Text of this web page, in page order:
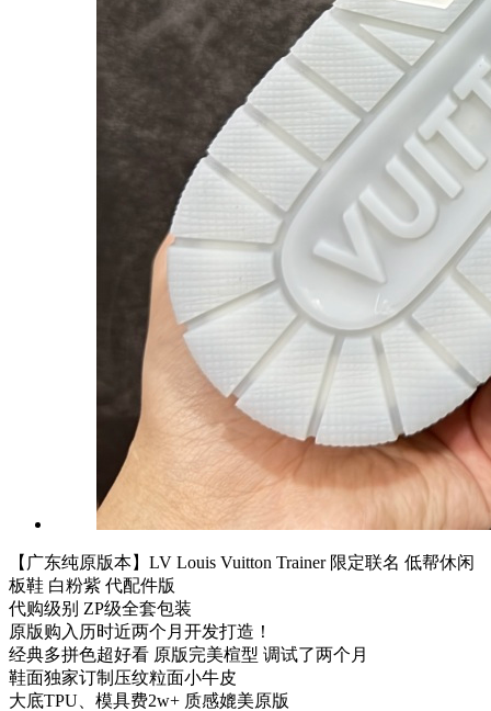
【广东纯原版本】LV Louis Vuitton Trainer 限定联名 低帮休闲
板鞋 白粉紫 代配件版
代购级别 ZP级全套包装
原版购入历时近两个月开发打造！
经典多拼色超好看 原版完美楦型 调试了两个月
鞋面独家订制压纹粒面小牛皮
大底TPU、模具费2w+ 质感媲美原版